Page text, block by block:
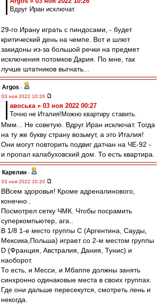
Вдруг Иран исключат.
29-го Ирану играть с пиндосами, - будет
критический день на чемпе. Вот и шлют
закидоны из-за большой речки на предмет
исключения потомков Дария. По мне, так
лучше штатников выгнать...
Argos -
03 ноя 2022 10:26
авоська » 03 ноя 2022 00:27
Точно не Италия!Можно квартиру ставить.
Ммм... Не советую. Вдруг Иран исключат. Тогда
на ту же букву страну возьмут, а это Италия!
Они могут повторить подвиг датчан на ЧЕ-92 -
и пропал калабуховский дом. То есть квартира.
Карелин -
03 ноя 2022 10:20
ВВсем здоровья! Кроме адреналинового,
конечно..
Посмотрел сетку ЧМК. Чтобы посрамить
суперкомпьютер, ага..
В 1/8 1-е место группы С (Аргентина, Сауды,
Мексика,Польша) играет со 2-м местом группы
D (Франция, Австралия, Дания, Тунис) и
наоборот.
То есть, и Месси, и Мбаппе должны занять
синхронно одинаковые места в своих группах.
Где они дальше пересекутся, смотреть лень и
некогда.